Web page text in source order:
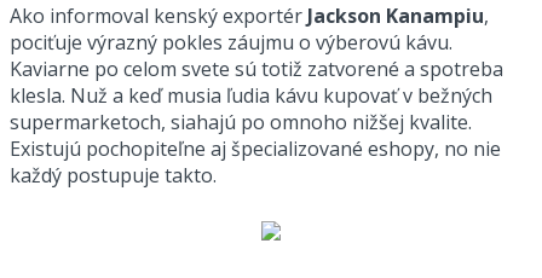
Ako informoval kenský exportér Jackson Kanampiu,
pociťuje výrazný pokles záujmu o výberovú kávu.
Kaviarne po celom svete sú totiž zatvorené a spotreba
klesla. Nuž a keď musia ľudia kávu kupovať v bežných
supermarketoch, siahajú po omnoho nižšej kvalite.
Existujú pochopiteľne aj špecializované eshopy, no nie
každý postupuje takto.